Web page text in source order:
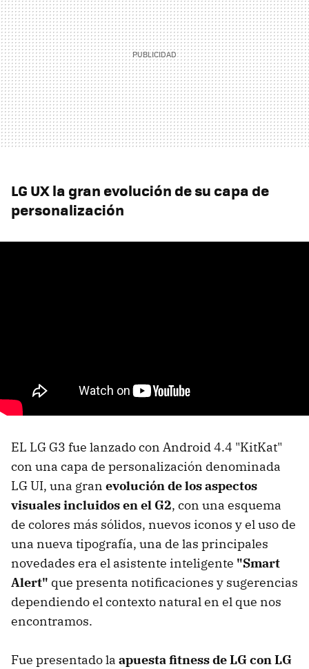
LG UX la gran evolución de su capa de
personalización
EL LG G3 fue lanzado con Android 4.4 "KitKat"
con una capa de personalización denominada
LG UI, una gran evolución de los aspectos
visuales incluidos en el G2, con una esquema
de colores más sólidos, nuevos iconos y el uso de
una nueva tipografía, una de las principales
novedades era el asistente inteligente "Smart
Alert" que presenta notificaciones y sugerencias
dependiendo el contexto natural en el que nos
encontramos.
Fue presentado la apuesta fitness de LG con LG